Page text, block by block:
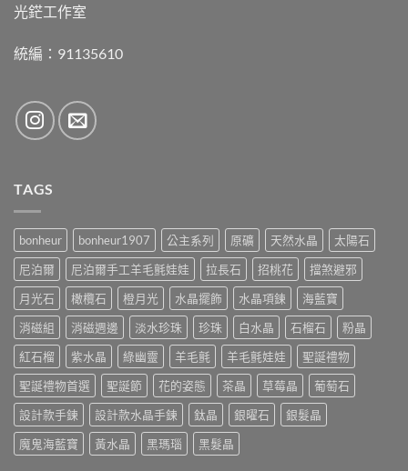
光鋩工作室
統編：91135610
TAGS
bonheur bonheur1907 公主系列 原礦 天然水晶
太陽石
尼泊爾
尼泊爾手工羊毛氈娃娃 拉長石 招桃花
擋煞避邪
月光石
橄欖石 橙月光 水晶擺飾 水晶項鍊
海藍寶
消磁組
消磁週邊 淡水珍珠 珍珠 白水晶 石榴石
粉晶
紅石榴
紫水晶 綠幽靈 羊毛氈 羊毛氈娃娃
聖誕禮物
聖誕禮物首選
聖誕節 花的姿態 茶晶 草莓晶
葡萄石
設計款手鍊
設計款水晶手鍊 鈦晶 銀曜石
銀髮晶
魔鬼海藍寶
黃水晶 黑瑪瑙 黑髮晶